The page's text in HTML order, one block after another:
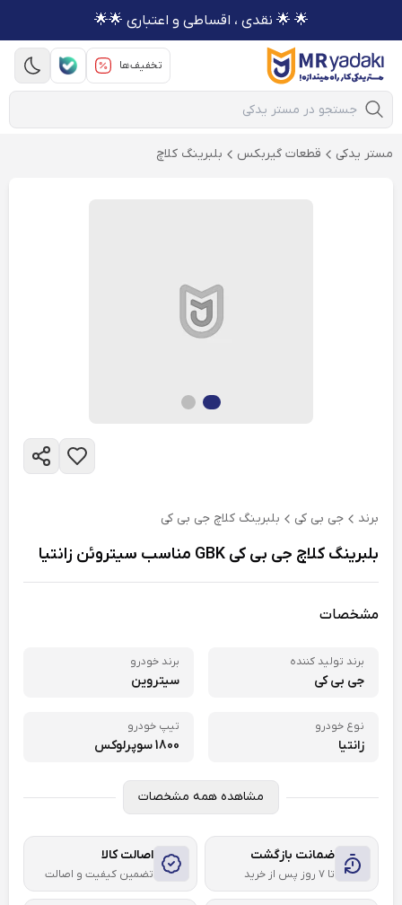
🌟 🌟 نقدی ، اقساطی و اعتباری 🌟🌟
تخفیف‌ها
Mobile Search
مستر یدکی قطعات گیربکس بلبرینگ کلاچ
برند جی بی کی بلبرینگ کلاچ جی بی کی
بلبرینگ کلاچ جی بی کی GBK مناسب سیتروئن زانتیا
مشخصات
برند تولید کننده
جی بی کی
برند خودرو
سیتروین
نوع خودرو
زانتیا
تیپ خودرو
1800 سوپرلوکس
مشاهده همه مشخصات
ضمانت بازگشت
تا ۷ روز پس از خرید
اصالت کالا
تضمین کیفیت و اصالت